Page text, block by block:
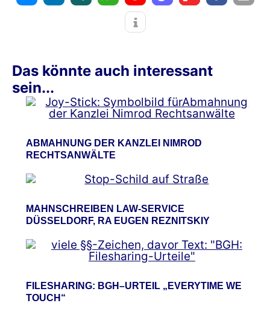
Das könnte auch interessant
sein...
ABMAHNUNG DER KANZLEI NIMROD
RECHTSANWÄLTE
MAHNSCHREIBEN LAW-SERVICE
DÜSSELDORF, RA EUGEN REZNITSKIY
FILESHARING: BGH–URTEIL „EVERYTIME WE
TOUCH“